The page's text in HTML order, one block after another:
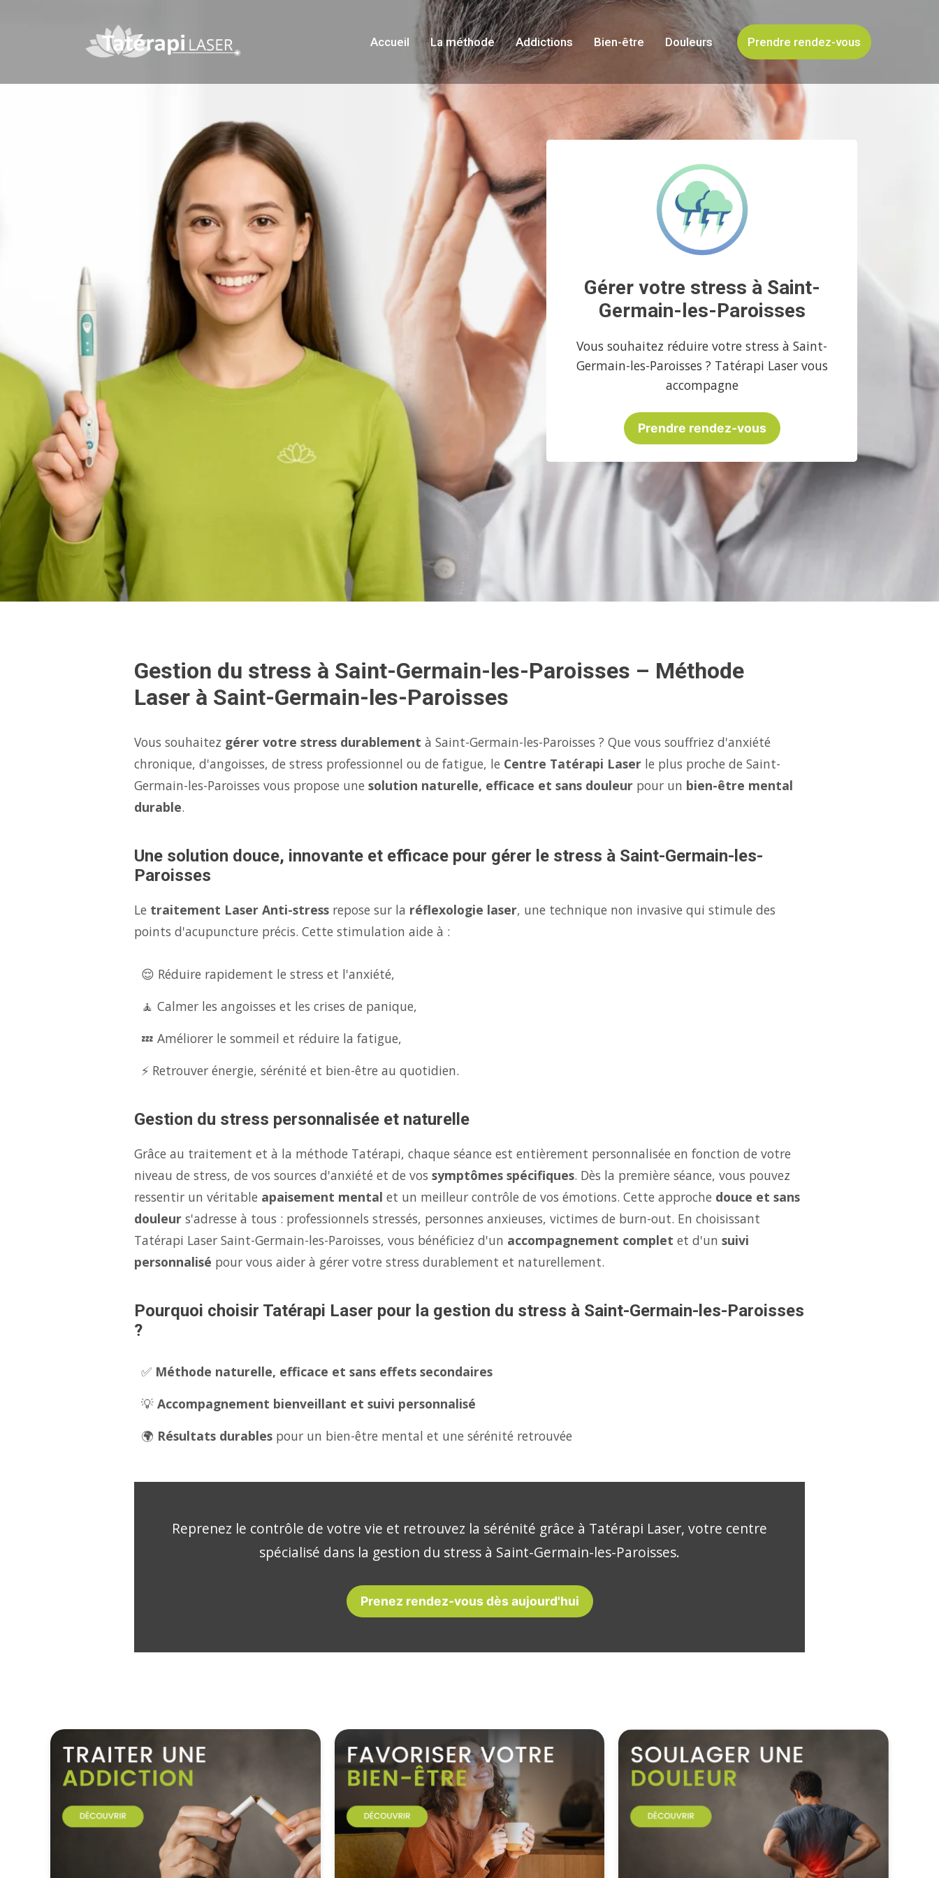
Accueil La méthode Addictions Bien-être Douleurs Prendre rendez-vous
Gérer votre stress à Saint-
Germain-les-Paroisses
Vous souhaitez réduire votre stress à Saint-
Germain-les-Paroisses ? Tatérapi Laser vous
accompagne
Prendre rendez-vous
Gestion du stress à Saint-Germain-les-Paroisses – Méthode
Laser à Saint-Germain-les-Paroisses
Vous souhaitez gérer votre stress durablement à Saint-Germain-les-Paroisses ? Que vous souffriez d'anxiété
chronique, d'angoisses, de stress professionnel ou de fatigue, le Centre Tatérapi Laser le plus proche de Saint-
Germain-les-Paroisses vous propose une solution naturelle, efficace et sans douleur pour un bien-être mental
durable.
Une solution douce, innovante et efficace pour gérer le stress à Saint-Germain-les-
Paroisses
Le traitement Laser Anti-stress repose sur la réflexologie laser, une technique non invasive qui stimule des
points d'acupuncture précis. Cette stimulation aide à :
😌 Réduire rapidement le stress et l'anxiété,
🧘 Calmer les angoisses et les crises de panique,
💤 Améliorer le sommeil et réduire la fatigue,
⚡ Retrouver énergie, sérénité et bien-être au quotidien.
Gestion du stress personnalisée et naturelle
Grâce au traitement et à la méthode Tatérapi, chaque séance est entièrement personnalisée en fonction de votre
niveau de stress, de vos sources d'anxiété et de vos symptômes spécifiques. Dès la première séance, vous pouvez
ressentir un véritable apaisement mental et un meilleur contrôle de vos émotions. Cette approche douce et sans
douleur s'adresse à tous : professionnels stressés, personnes anxieuses, victimes de burn-out. En choisissant
Tatérapi Laser Saint-Germain-les-Paroisses, vous bénéficiez d'un accompagnement complet et d'un suivi
personnalisé pour vous aider à gérer votre stress durablement et naturellement.
Pourquoi choisir Tatérapi Laser pour la gestion du stress à Saint-Germain-les-Paroisses
?
✅ Méthode naturelle, efficace et sans effets secondaires
💡 Accompagnement bienveillant et suivi personnalisé
🌍 Résultats durables pour un bien-être mental et une sérénité retrouvée
Reprenez le contrôle de votre vie et retrouvez la sérénité grâce à Tatérapi Laser, votre centre
spécialisé dans la gestion du stress à Saint-Germain-les-Paroisses.
Prenez rendez-vous dès aujourd'hui